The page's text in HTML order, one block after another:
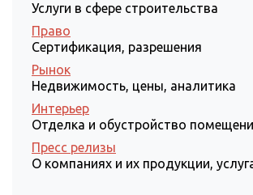
Услуги в сфере строительства
Право
Сертификация, разрешения
Рынок
Недвижимость, цены, аналитика
Интерьер
Отделка и обустройство
Пресс релизы
О компаниях и их продукции,